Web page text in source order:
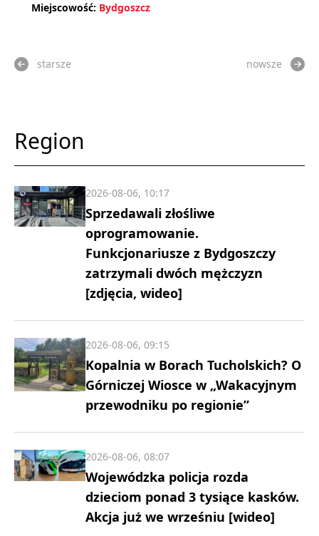
Miejscowość: Bydgoszcz
starsze nowsze
Region
Sprzedawali złośliwe
oprogramowanie.
Funkcjonariusze z Bydgoszczy
zatrzymali dwóch mężczyzn
[zdjęcia, wideo]
2026-08-06, 10:17
Kopalnia w Borach Tucholskich? O
Górniczej Wiosce w „Wakacyjnym
przewodniku po regionie”
2026-08-06, 09:15
Wojewódzka policja rozda
dzieciom ponad 3 tysiące kasków.
Akcja już we wrześniu [wideo]
2026-08-06, 08:07